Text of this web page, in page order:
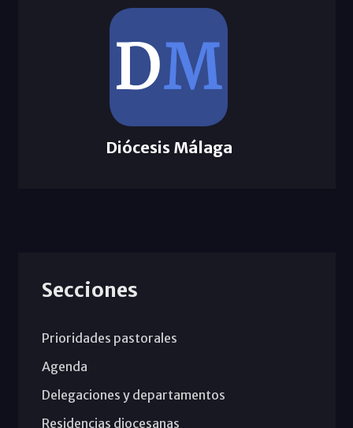
Diócesis Málaga
Secciones
Prioridades pastorales
Agenda
Delegaciones y departamentos
Residencias diocesanas